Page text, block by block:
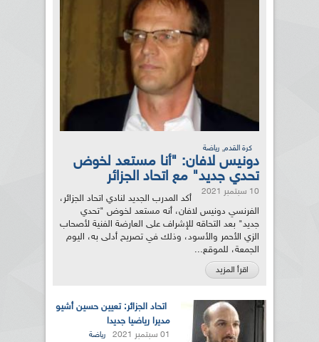
كرة القدم, رياضة
دونيس لافان: "أنا مستعد لخوض
تحدي جديد" مع اتحاد الجزائر
10 سبتمبر 2021
أكد المدرب الجديد لنادي اتحاد الجزائر،
الفرنسي دونيس لافان، أنه مستعد لخوض "تحدي
جديد" بعد التحاقه للإشراف على العارضة الفنية لأصحاب
الزي الأحمر والأسود، وذلك في تصريح أدلى به، اليوم
الجمعة، للموقع...
اقرأ المزيد
اتحاد الجزائر: تعيين حسين أشيو
مديرا رياضيا جديدا
01 سبتمبر 2021 رياضة